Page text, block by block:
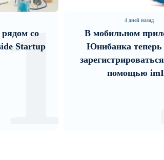
В мобильном приложении
Юнибанка теперь можно
зарегистрироваться также с
2